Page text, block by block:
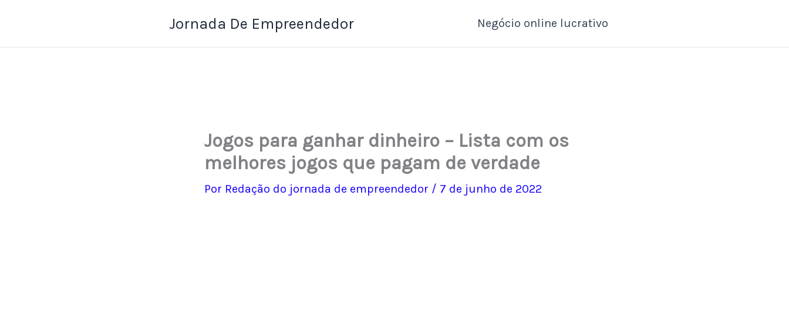
o
Jornada De Empreendedor Negócio online lucrativo
Jogos para ganhar dinheiro – Lista com os
melhores jogos que pagam de verdade
Por Redação do jornada de empreendedor / 7 de junho de 2022